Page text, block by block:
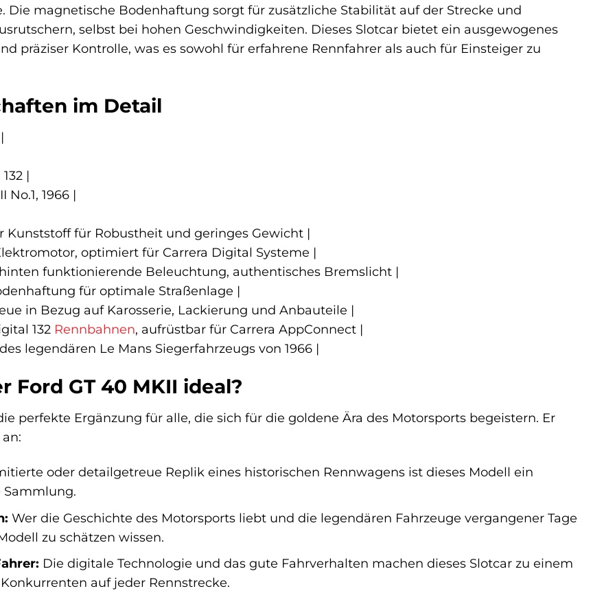
Die magnetische Bodenhaftung sorgt für zusätzliche Stabilität auf der Strecke und
selbst bei hohen Geschwindigkeiten. Dieses Slotcar bietet ein ausgewogenes
präziser Kontrolle, was es sowohl für erfahrene Rennfahrer als auch für Einsteiger zu
im Detail
|
No.1, 1966 |
Kunststoff für Robustheit und geringes Gewicht |
optimiert für Carrera Digital Systeme |
funktionierende Beleuchtung, authentisches Bremslicht |
für optimale Straßenlage |
in Bezug auf Karosserie, Lackierung und Anbauteile |
132 Rennbahnen, aufrüstbar für Carrera AppConnect |
legendären Le Mans Siegerfahrzeugs von 1966 |
Ford GT 40 MKII ideal?
perfekte Ergänzung für alle, die sich für die goldene Ära des Motorsports begeistern. Er
oder detailgetreue Replik eines historischen Rennwagens ist dieses Modell ein
Sammlung.
Wer die Geschichte des Motorsports liebt und die legendären Fahrzeuge vergangener Tage
zu schätzen wissen.
Die digitale Technologie und das gute Fahrverhalten machen dieses Slotcar zu einem
auf jeder Rennstrecke.